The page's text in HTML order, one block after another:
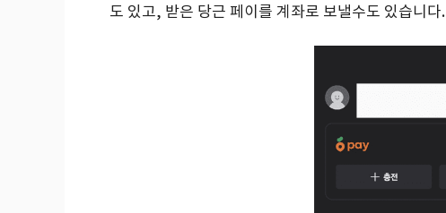
도 있고, 받은 당근 페이를 계좌로 보낼수도 있습니다.